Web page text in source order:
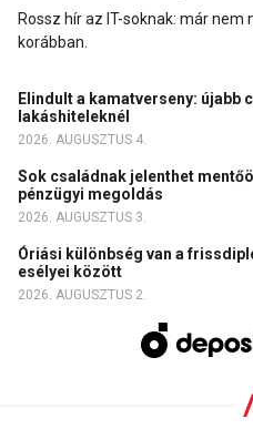
Rossz hír az IT-soknak: már
korábban.
Elindult a kamatverseny: újabb
lakáshiteleknél
2026. AUGUSZTUS 4.
Sok családnak jelenthet
pénzügyi megoldás
2026. AUGUSZTUS 3.
Óriási különbség van a
esélyei között
2026. AUGUSZTUS 2.